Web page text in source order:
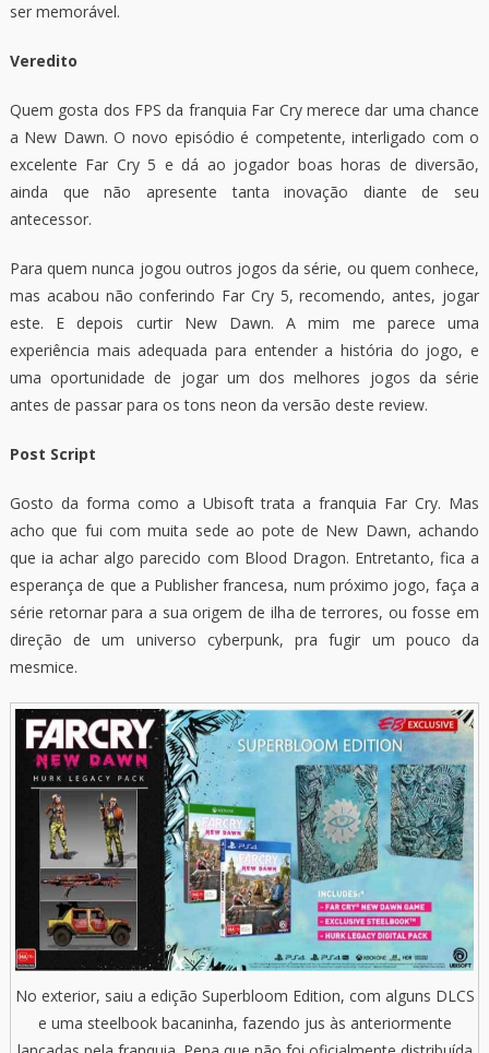
ser memorável.
Veredito
Quem gosta dos FPS da franquia Far Cry merece dar uma chance
a New Dawn. O novo episódio é competente, interligado com o
excelente Far Cry 5 e dá ao jogador boas horas de diversão,
ainda que não apresente tanta inovação diante de seu
antecessor.
Para quem nunca jogou outros jogos da série, ou quem conhece,
mas acabou não conferindo Far Cry 5, recomendo, antes, jogar
este. E depois curtir New Dawn. A mim me parece uma
experiência mais adequada para entender a história do jogo, e
uma oportunidade de jogar um dos melhores jogos da série
antes de passar para os tons neon da versão deste review.
Post Script
Gosto da forma como a Ubisoft trata a franquia Far Cry. Mas
acho que fui com muita sede ao pote de New Dawn, achando
que ia achar algo parecido com Blood Dragon. Entretanto, fica a
esperança de que a Publisher francesa, num próximo jogo, faça a
série retornar para a sua origem de ilha de terrores, ou fosse em
direção de um universo cyberpunk, pra fugir um pouco da
mesmice.
No exterior, saiu a edição Superbloom Edition, com alguns DLCS
e uma steelbook bacaninha, fazendo jus às anteriormente